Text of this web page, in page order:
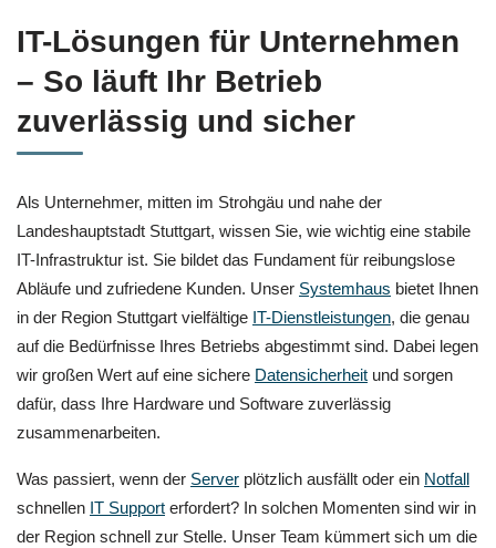
IT-Lösungen für Unternehmen
– So läuft Ihr Betrieb
zuverlässig und sicher
Als Unternehmer, mitten im Strohgäu und nahe der
Landeshauptstadt Stuttgart, wissen Sie, wie wichtig eine stabile
IT-Infrastruktur ist. Sie bildet das Fundament für reibungslose
Abläufe und zufriedene Kunden. Unser Systemhaus bietet Ihnen
in der Region Stuttgart vielfältige IT-Dienstleistungen, die genau
auf die Bedürfnisse Ihres Betriebs abgestimmt sind. Dabei legen
wir großen Wert auf eine sichere Datensicherheit und sorgen
dafür, dass Ihre Hardware und Software zuverlässig
zusammenarbeiten.
Was passiert, wenn der Server plötzlich ausfällt oder ein Notfall
schnellen IT Support erfordert? In solchen Momenten sind wir in
der Region schnell zur Stelle. Unser Team kümmert sich um die